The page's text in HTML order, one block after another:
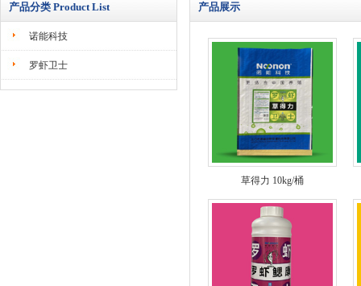
产品分类 Product List
诺能科技
罗虾卫士
产品展示
草得力 10kg/桶